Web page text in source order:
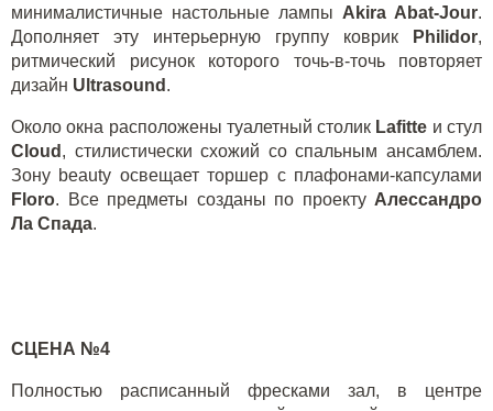
минималистичные настольные лампы Akira Abat-Jour.
Дополняет эту интерьерную группу коврик
Philidor,
ритмический рисунок которого точь-в-точь повторяет
дизайн Ultrasound .
Около окна расположены туалетный столик Lafitte и стул
Cloud , стилистически схожий со спальным ансамблем.
Зону beauty освещает торшер с плафонами-капсулами
Floro. Все предметы созданы по проекту Алессандро
Ла Спада.
СЦЕНА №4
Полностью расписанный фресками зал, в центре